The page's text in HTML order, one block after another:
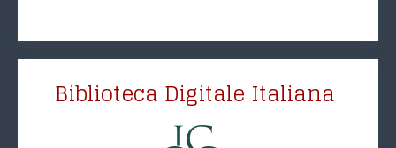
Biblioteca Digitale Italiana